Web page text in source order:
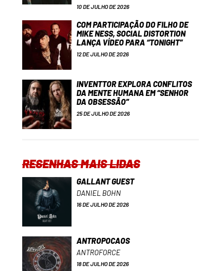
10 DE JULHO DE 2026
COM PARTICIPAÇÃO DO FILHO DE
MIKE NESS, SOCIAL DISTORTION
LANÇA VÍDEO PARA “TONIGHT”
12 DE JULHO DE 2026
INVENTTOR EXPLORA CONFLITOS
DA MENTE HUMANA EM “SENHOR
DA OBSESSÃO”
25 DE JULHO DE 2026
RESENHAS MAIS LIDAS
GALLANT GUEST
DANIEL BOHN
16 DE JULHO DE 2026
ANTROPOCAOS
ANTROFORCE
18 DE JULHO DE 2026